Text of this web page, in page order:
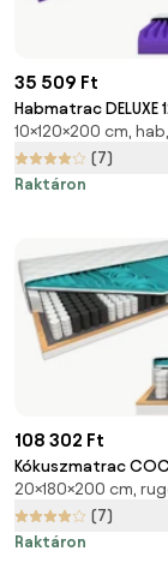
35 509 Ft
Habmatrac DELUXE
Matracvédő:
nélkül
10×120×200 cm,
(7)
Raktáron
108 302 Ft
Kókuszmatrac
cm 180 x 200 cm
Matracvédővel
20×180×200 cm,
(7)
Raktáron